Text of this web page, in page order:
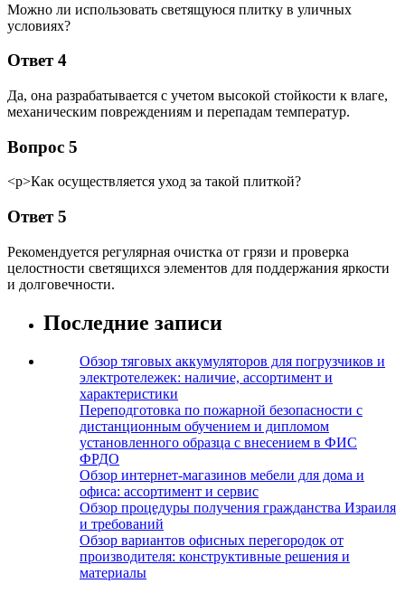
Можно ли использовать светящуюся плитку в уличных
условиях?
Ответ 4
Да, она разрабатывается с учетом высокой стойкости к влаге,
механическим повреждениям и перепадам температур.
Вопрос 5
<р>Как осуществляется уход за такой плиткой?
Ответ 5
Рекомендуется регулярная очистка от грязи и проверка
целостности светящихся элементов для поддержания яркости
и долговечности.
Последние записи
Обзор тяговых аккумуляторов для погрузчиков и
электротележек: наличие, ассортимент и
характеристики
Переподготовка по пожарной безопасности с
дистанционным обучением и дипломом
установленного образца с внесением в ФИС
ФРДО
Обзор интернет-магазинов мебели для дома и
офиса: ассортимент и сервис
Обзор процедуры получения гражданства Израиля
и требований
Обзор вариантов офисных перегородок от
производителя: конструктивные решения и
материалы